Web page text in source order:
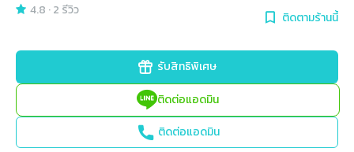
4.8 ·2 รีวิว ติดตามร้านนี้
รับสิทธิพิเศษ
ติดต่อแอดมิน
ติดต่อแอดมิน